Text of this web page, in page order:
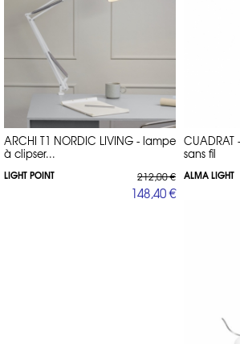
ARCHI T1 NORDIC LIVING - lampe
à clipser...
LIGHT POINT 212,00 €
148,40 €
sans fil
ALMA LIGHT